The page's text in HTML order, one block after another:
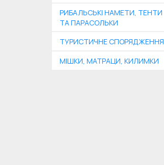
РИБАЛЬСЬКІ НАМЕТИ, ТЕНТИ
ТА ПАРАСОЛЬКИ
ТУРИСТИЧНЕ СПОРЯДЖЕННЯ
МІШКИ, МАТРАЦИ, КИЛИМКИ